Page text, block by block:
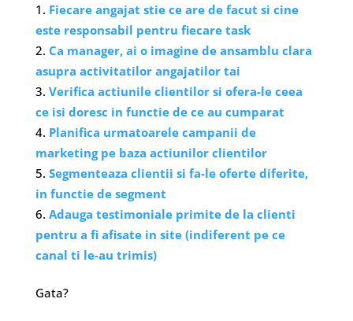
Fiecare angajat stie ce are de facut si cine
este responsabil pentru fiecare task
Ca manager, ai o imagine de ansamblu clara
asupra activitatilor angajatilor tai
Verifica actiunile clientilor si ofera-le ceea
ce isi doresc in functie de ce au cumparat
Planifica urmatoarele campanii de
marketing pe baza actiunilor clientilor
Segmenteaza clientii si fa-le oferte diferite,
in functie de segment
Adauga testimoniale primite de la clienti
pentru a fi afisate in site (indiferent pe ce
canal ti le-au trimis)
Gata?